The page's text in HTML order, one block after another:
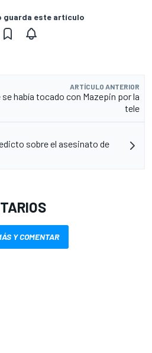
guarda este artículo
ARTÍCULO ANTERIOR
había tocado con Mazepin por la
tele
sobre el asesinato de
Y COMENTAR